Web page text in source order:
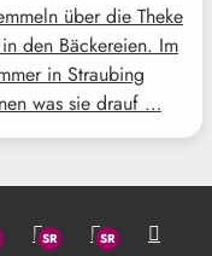
über die Theke
den Bäckereien. Im
in Straubing
was sie drauf …